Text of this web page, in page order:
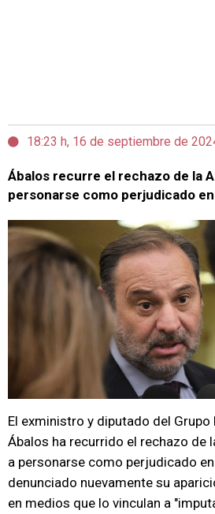
18:23 h, 16 de septiembre de
Ábalos recurre el rechazo de la
personarse como perjudicado
El exministro y diputado del
Ábalos ha recurrido el rechazo de
a personarse como perjudicado
denunciado nuevamente su
en medios que lo vinculan a